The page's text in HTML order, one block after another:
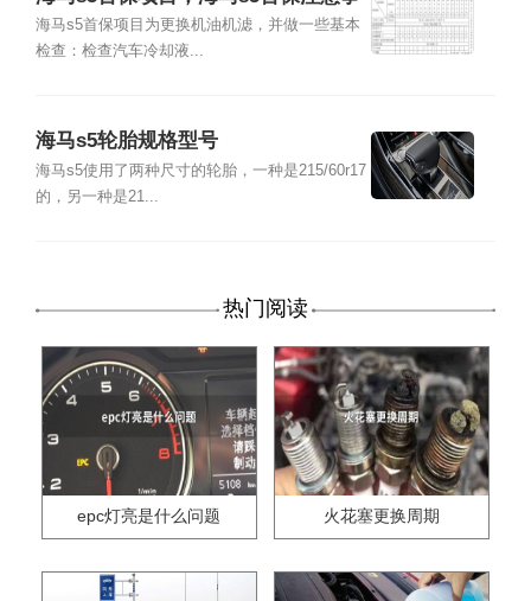
项
海马s5首保项目为更换机油机滤，并做一些基本
检查：检查汽车冷却液...
海马s5轮胎规格型号
海马s5使用了两种尺寸的轮胎，一种是215/60r17
的，另一种是21...
热门阅读
epc灯亮是什么问题 火花塞更换周期